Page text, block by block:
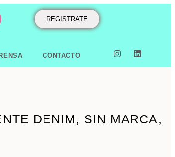
REGISTRATE
CONTACTO
DENIM, SIN MARCA,